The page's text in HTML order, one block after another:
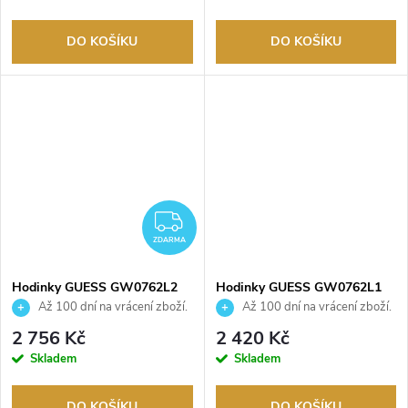
DO KOŠÍKU DO KOŠÍKU
ZDARMA
ZDARMA
Hodinky GUESS GW0762L2
Až 100 dní na vrácení zboží.
Autorizovaný prodejce.
2 756 Kč
Skladem
Hodinky GUESS GW0762L1
Až 100 dní na vrácení zboží.
Autorizovaný prodejce.
2 420 Kč
Skladem